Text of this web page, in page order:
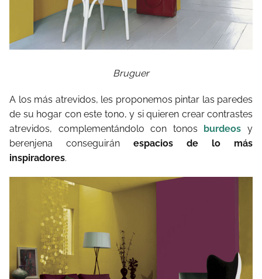
Bruguer
A los más atrevidos, les proponemos pintar las paredes
de su hogar con este tono, y si quieren crear contrastes
atrevidos, complementándolo con tonos burdeos y
berenjena conseguirán espacios de lo más
inspiradores.